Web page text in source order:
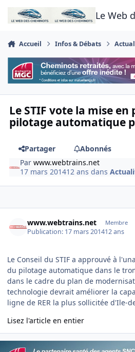
Aller au contenu
Le Web
Accueil Infos & Débats
Le STIF vote la mise en
pilotage automatique
Partager
Abonnés
Parwww.webtrains.net
17 mars 201412 ans dans
www.webtrains.net Membre
Publication: 17 mars 201412 ans
Le Conseil du STIF a approuvé à
du pilotage automatique dans le
dans le cadre du plan de
technologie devrait améliorer la
ligne de RER la plus sollicitée d'Ile-
Lisez l'article en entier